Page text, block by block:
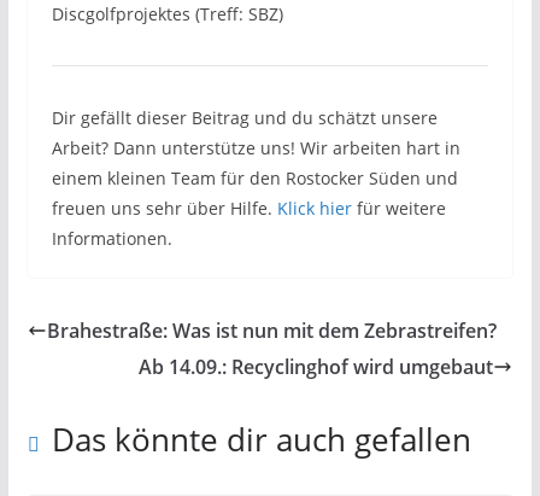
Discgolfprojektes (Treff: SBZ)
Dir gefällt dieser Beitrag und du schätzt unsere
Arbeit? Dann unterstütze uns! Wir arbeiten hart in
einem kleinen Team für den Rostocker Süden und
freuen uns sehr über Hilfe. Klick hierfür weitere
Informationen.
Brahestraße: Was ist nun mit dem Zebrastreifen?
Ab 14.09.: Recyclinghof wird umgebaut
Das könnte dir auch gefallen